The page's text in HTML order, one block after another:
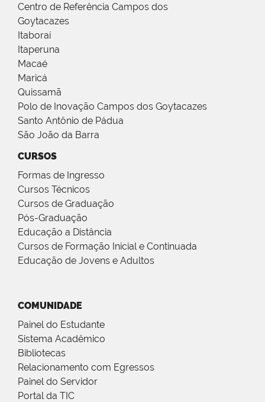
Centro de Referência Campos dos
Goytacazes
Itaboraí
Itaperuna
Macaé
Maricá
Quissamã
Polo de Inovação Campos dos Goytacazes
Santo Antônio de Pádua
São João da Barra
CURSOS
Formas de Ingresso
Cursos Técnicos
Cursos de Graduação
Pós-Graduação
Educação a Distância
Cursos de Formação Inicial e Continuada
Educação de Jovens e Adultos
COMUNIDADE
Painel do Estudante
Sistema Acadêmico
Bibliotecas
Relacionamento com Egressos
Painel do Servidor
Portal da TIC